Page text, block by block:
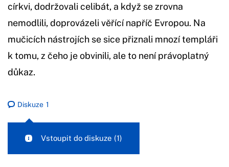
církvi, dodržovali celibát, a když se zrovna
nemodlili, doprovázeli věřící napříč Evropou. Na
mučicích nástrojích se sice přiznali mnozí templáři
k tomu, z čeho je obvinili, ale to není právoplatný
důkaz.
Diskuze 1
Vstoupit do diskuze (1)